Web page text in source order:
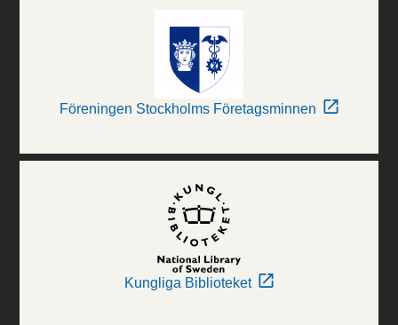
Föreningen Stockholms Företagsminnen
Kungliga Biblioteket